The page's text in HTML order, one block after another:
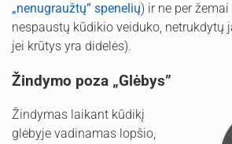
„nenugraužtų” spenelių) ir ne per
nespaustų kūdikio veiduko, netrukdytų
jei krūtys yra didelės).
Žindymo poza „Glėbys”
Žindymas laikant kūdikį
glėbyje vadinamas lopšio,